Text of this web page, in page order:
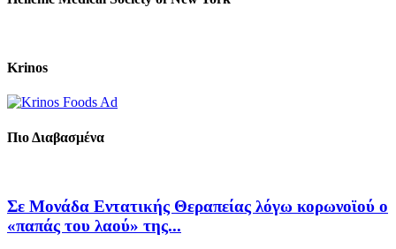
Krinos
Πιο Διαβασμένα
Σε Μονάδα Εντατικής Θεραπείας λόγω κορωνοϊού ο
«παπάς του λαού» της...